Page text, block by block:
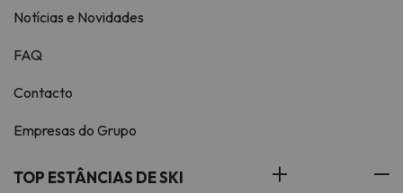
Notícias e Novidades
FAQ
Contacto
Empresas do Grupo
TOP ESTÂNCIAS DE SKI